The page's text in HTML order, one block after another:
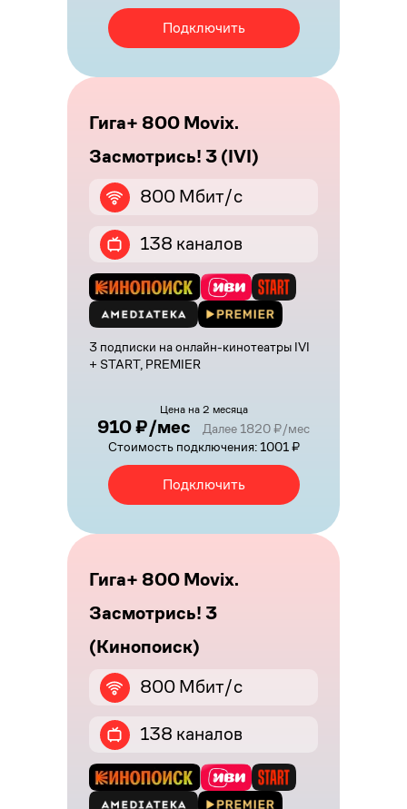
Подключить
Гига+ 800 Movix.
Засмотрись! 3 (IVI)
800 Мбит/с
138 каналов
3 подписки на онлайн-кинотеатры IVI
+ START, PREMIER
Цена на 2 месяца
910 ₽/мес
Далее 1820 ₽/мес
Стоимость подключения: 1001 ₽
Подключить
Гига+ 800 Movix.
Засмотрись! 3
(Кинопоиск)
800 Мбит/с
138 каналов